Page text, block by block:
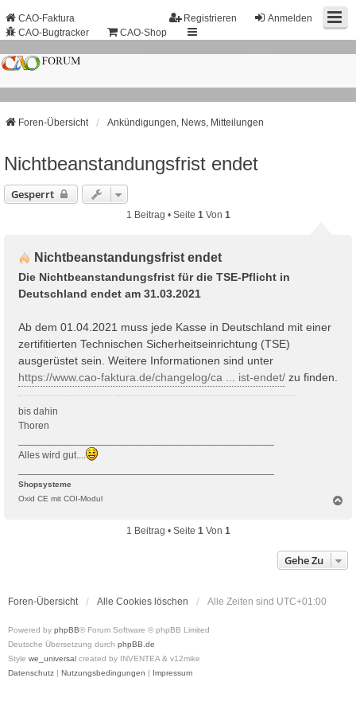
Anmelden
Registrieren
CAO-Faktura
CAO-Bugtracker
CAO-Shop
Foren-Übersicht Ankündigungen, News, Mitteilungen
Nichtbeanstandungs­frist endet
Gesperrt
1 Beitrag • Seite 1 Von 1
Nichtbeanstandungs­frist endet
Die Nichtbeanstandungsfrist für die TSE-Pflicht in
Deutschland endet am 31.03.2021
Ab dem 01.04.2021 muss jede Kasse in Deutschland mit einer
zertifitierten Technischen Sicherheitseinrichtung (TSE)
ausgerüstet sein. Weitere Informationen sind unter
https://www.cao-faktura.de/changelog/ca ... ist-endet/ zu finden.
bis dahin
Thoren
Alles wird gut....
Shopsysteme
Oxid CE mit COI-Modul
o
1 Beitrag • Seite 1Von 1
Gehe Zu
Foren-Übersicht Alle Cookies löschen Alle Zeiten sind UTC+01:00
Powered by phpBB® Forum Software © phpBB Limited
Deutsche Übersetzung durch phpBB.de
Style we_universal created by INVENTEA & v12mike
Datenschutz | Nutzungsbedingungen | Impressum